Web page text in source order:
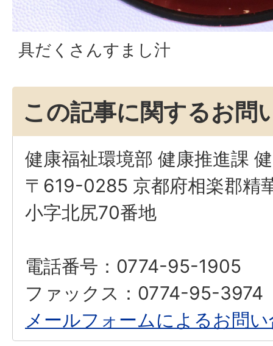
具だくさんすまし汁
この記事に関するお問
健康福祉環境部 健康推進課
〒619-0285 京都府相楽郡精
小字北尻70番地
電話番号：0774-95-1905
ファックス：0774-95-3974
メールフォームによるお問